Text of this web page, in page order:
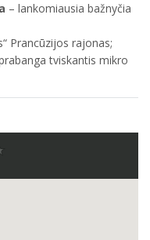
– lankomiausia bažnyčia
Prancūzijos rajonas;
tviskantis mikro